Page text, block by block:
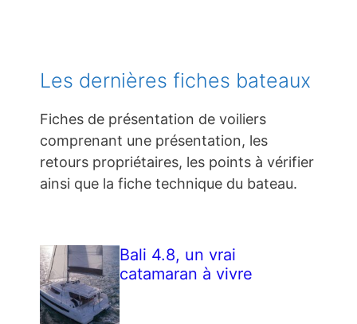
Les dernières fiches bateaux
Fiches de présentation de voiliers
comprenant une présentation, les
retours propriétaires, les points à vérifier
ainsi que la fiche technique du bateau.
Bali 4.8, un vrai
catamaran à vivre